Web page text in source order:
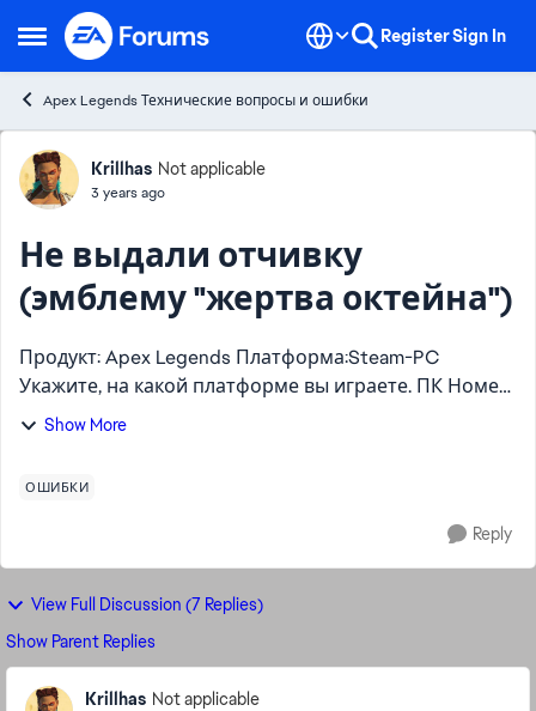
Open Side Menu
Skip to content RegisterSign In
Apex Legends Технические вопросы и ошибки
Forum Discussion
Krillhas Not applicable
3 years ago
Не выдали отчивку
(эмблему "жертва октейна")
Продукт: Apex Legends Платформа:Steam-PC
Укажите, на какой платформе вы играете. ПК Номер
модели видеокарты AMD или Nvidia Geforce1050ti
Show More
ОШИБКИ
Reply
View Full Discussion (7 Replies)
Show Parent Replies
Krillhas Not applicable